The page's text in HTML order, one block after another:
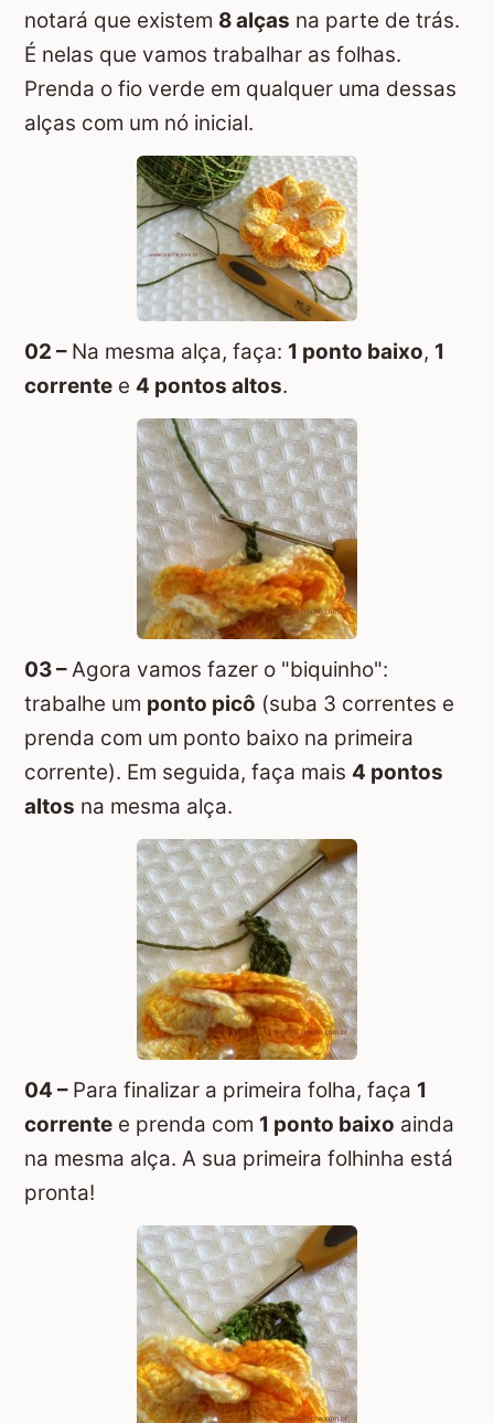
notará que existem 8 alças na parte de trás.
É nelas que vamos trabalhar as folhas.
Prenda o fio verde em qualquer uma dessas
alças com um nó inicial.
02 –Na mesma alça, faça: 1 ponto baixo, 1
corrente e 4 pontos altos.
03 –Agora vamos fazer o "biquinho":
trabalhe um ponto picô (suba 3 correntes e
prenda com um ponto baixo na primeira
corrente). Em seguida, faça mais 4 pontos
altos na mesma alça.
04 –Para finalizar a primeira folha, faça 1
corrente e prenda com 1 ponto baixo ainda
na mesma alça. A sua primeira folhinha está
pronta!